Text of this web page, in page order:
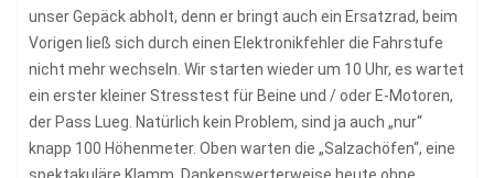
unser Gepäck abholt, denn er bringt auch ein Ersatzrad, beim
Vorigen ließ sich durch einen Elektronikfehler die Fahrstufe
nicht mehr wechseln. Wir starten wieder um 10 Uhr, es wartet
ein erster kleiner Stresstest für Beine und / oder E-Motoren,
der Pass Lueg. Natürlich kein Problem, sind ja auch „nur“
knapp 100 Höhenmeter. Oben warten die „Salzachöfen“, eine
spektakuläre Klamm. Dankenswerterweise heute ohne